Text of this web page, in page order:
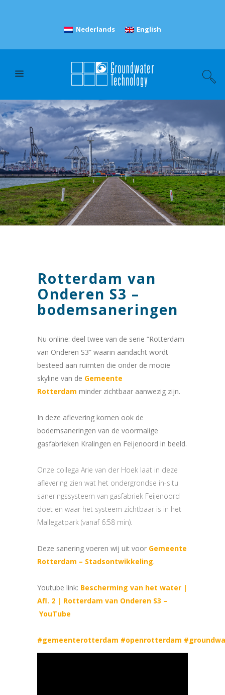
Nederlands English
Rotterdam van
Onderen S3 –
bodemsaneringen
Nu online: deel twee van de serie “Rotterdam
van Onderen S3” waarin aandacht wordt
besteed aan ruimten die onder de mooie
skyline van de Gemeente
Rotterdam minder zichtbaar aanwezig zijn.
In deze aflevering komen ook de
bodemsaneringen van de voormalige
gasfabrieken Kralingen en Feijenoord in beeld.
Onze collega Arie van der Hoek laat in deze
aflevering zien wat het ondergrondse in-situ
saneringssysteem van gasfabriek Feijenoord
doet en waar het systeem zichtbaar is in het
Mallegatpark (vanaf 6:58 min).
Deze sanering voeren wij uit voor Gemeente
Rotterdam – Stadsontwikkeling.
Youtube link: Bescherming van het water |
Afl. 2 | Rotterdam van Onderen S3 –
YouTube
#gemeenterotterdam #openrotterdam